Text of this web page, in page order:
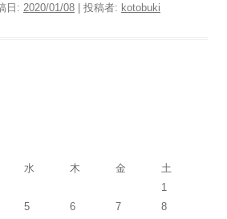
日: 2020/01/08 投稿者: kotobuki
水 木 金 土
1
5 6 7
8